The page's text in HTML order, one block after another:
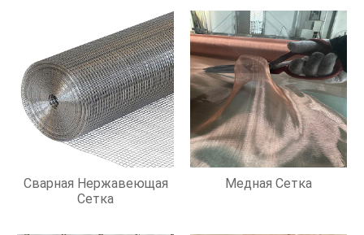
Сварная Нержавеющая
Сетка
Медная Сетка